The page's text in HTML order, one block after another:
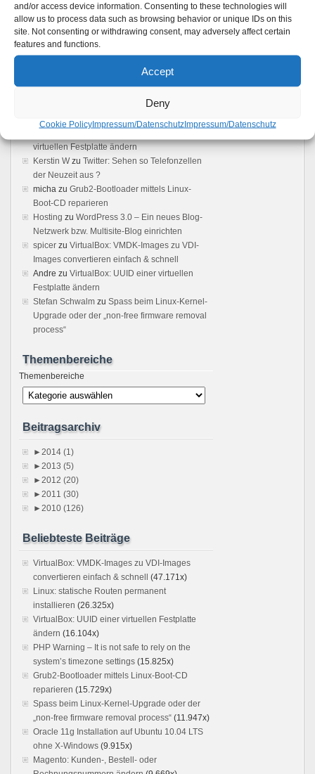
and/or access device information. Consenting to these technologies will
allow us to process data such as browsing behavior or unique IDs on this
site. Not consenting or withdrawing consent, may adversely affect certain
features and functions.
Accept
Deny
Cookie PolicyImpressum/DatenschutzImpressum/Datenschutz
interface - Boot PaniczuVMware 2.x: Kein
Zugriff auf die Weboberfläche möglich –
Loading ..
VMWare Server 2 Web Interface not loading -
Weboberfläche möglich – Loading ..
bridas atornilladaszuVirtualBox: VMDK-
Images zu VDI-Images convertieren einfach &
virtuellen Festplatte ändern
Kerstin Wzu Twitter: Sehen so Telefonzellen
der Neuzeit aus ?
micha zu Grub2-Bootloader mittels Linux-
Boot-CD reparieren
Hosting zu WordPress 3.0 – Ein neues Blog-
Netzwerk bzw. Multisite-Blog einrichten
spicer zu VirtualBox: VMDK-Images zu VDI-
Images convertieren einfach & schnell
Andre zu VirtualBox: UUID einer virtuellen
Festplatte ändern
Stefan Schwalm zu Spass beim Linux-Kernel-
Upgrade oder der „non-free firmware removal
process“
Themenbereiche
Themenbereiche
Beitragsarchiv
► 2014 (1)
► 2013 (5)
► 2012 (20)
► 2011 (30)
► 2010 (126)
Beliebteste Beiträge
VirtualBox: VMDK-Images zu VDI-Images
convertieren einfach & schnell (47.171x)
Linux: statische Routen permanent
installieren (26.325x)
VirtualBox: UUID einer virtuellen Festplatte
ändern (16.104x)
PHP Warning – It is not safe to rely on the
system’s timezone settings (15.825x)
Grub2-Bootloader mittels Linux-Boot-CD
reparieren (15.729x)
Spass beim Linux-Kernel-Upgrade oder der
„non-free firmware removal process“ (11.947x)
Oracle 11g Installation auf Ubuntu 10.04 LTS
ohne X-Windows (9.915x)
Magento: Kunden-, Bestell- oder